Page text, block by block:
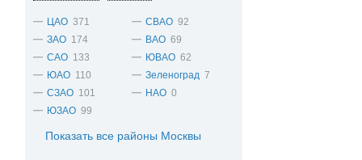
ЦАО 371
ЗАО 174
САО 133
ЮАО 110
СЗАО 101
ЮЗАО 99
СВАО 92
ВАО 69
ЮВАО 62
Зеленоград 7
НАО 0
Показать все районы Москвы